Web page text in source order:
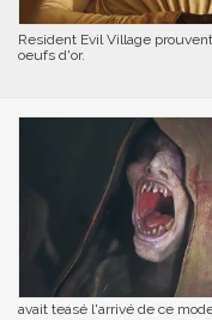
Resident Evil Village
oeufs d'or.
avait teasé l'arrivé de ce